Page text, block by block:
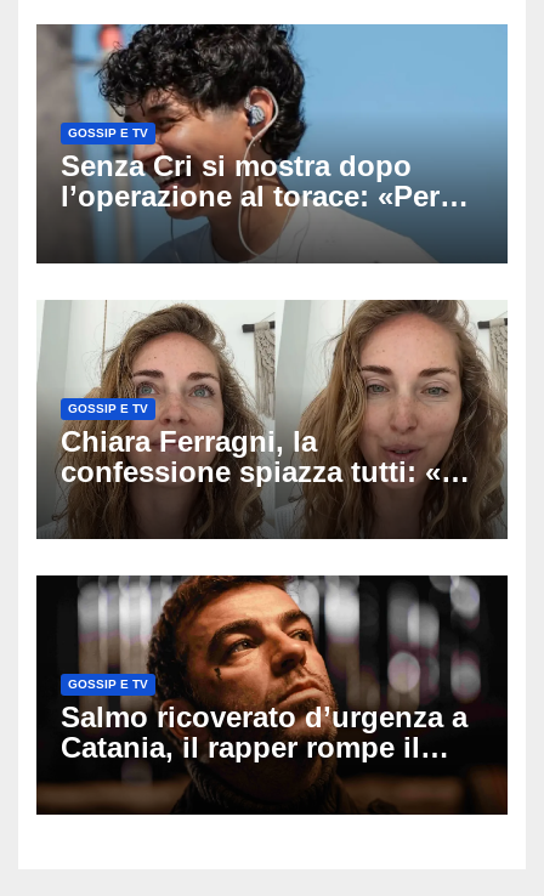
GOSSIP E TV
Senza Cri si mostra dopo
l’operazione al torace: «Per
anni mi sentivo in trappola», il
racconto sul difficile percorso
GOSSIP E TV
Chiara Ferragni, la
confessione spiazza tutti: «Un
mio ex voleva che mi rifacessi
il seno». Poi svela i ritocchi di
GOSSIP E TV
Salmo ricoverato d’urgenza a
Catania, il rapper rompe il
silenzio dopo la notte in
ospedale: come sta e cosa